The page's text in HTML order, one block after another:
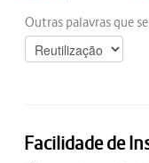
Outras palavras que
Facilidade de